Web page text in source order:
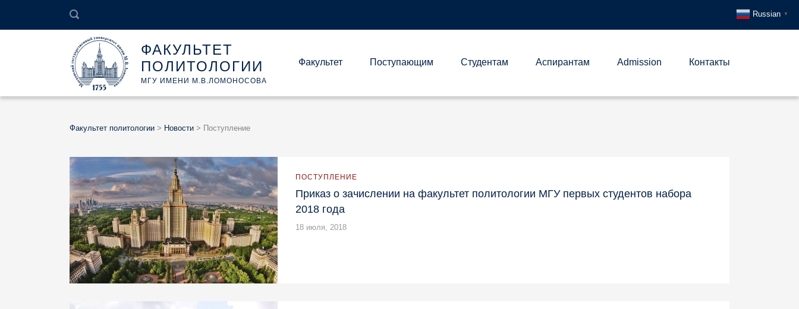
ФАКУЛЬТЕТ
ПОЛИТОЛОГИИ
МГУ ИМЕНИ М.В.ЛОМОНОСОВА
Факультет Поступающим Студентам Аспирантам Admission Контакты
Факультет политологии > Новости > Поступление
ПОСТУПЛЕНИЕ
Приказ о зачислении на факультет политологии МГУ первых студентов набора
2018 года
18 июля, 2018
Russian ▼